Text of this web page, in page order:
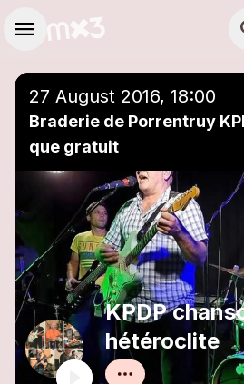
menu
27 August 2016, 18:00
Braderie de Porrentruy
que gratuit
KPDP
hétéroclite
Add to a playlist